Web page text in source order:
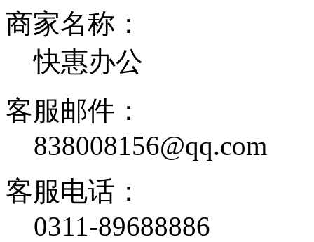
商家名称：
快惠办公
客服邮件：
838008156@qq.com
客服电话：
0311-89688886